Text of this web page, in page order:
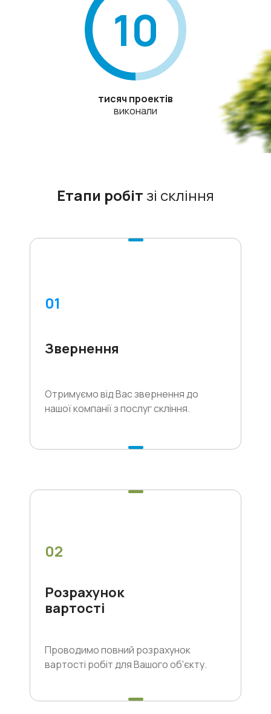
10
тисяч проектів
виконали
Етапи робіт зі скління
01
Звернення
Отримуємо від Вас звернення до
нашої компанії з послуг скління.
02
Розрахунок
вартості
Проводимо повний розрахунок
вартості робіт для Вашого об'єкту.